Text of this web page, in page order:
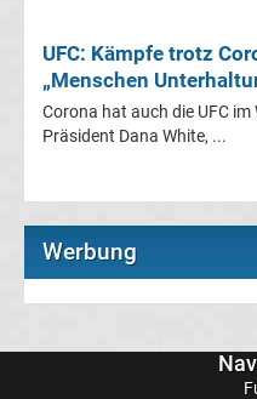
Premier
League
Premier
League
UFC: Kämpfe trotz
„Menschen
Corona hat auch die UFC
Präsident Dana White, ...
Werbung